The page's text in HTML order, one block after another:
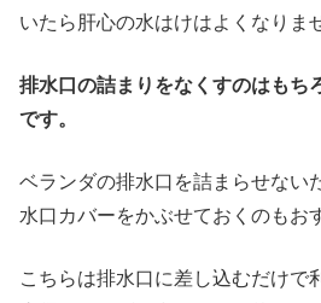
いたら肝心の水はけはよくなりま
排水口の詰まりをなくすのはもち
です。
ベランダの排水口を詰まらせない
水口カバーをかぶせておくのもお
こちらは排水口に差し込むだけで